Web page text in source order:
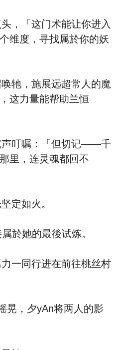
，「这门术能让你进入
维度，寻找属於你的妖
牠，施展远超常人的魔
这力量能帮助兰恒
叮嘱：「但切记——千
里，连灵魂都回不
定如火。
於她的最後试炼。
一同行进在前往桃丝村
，夕yAn将两人的影